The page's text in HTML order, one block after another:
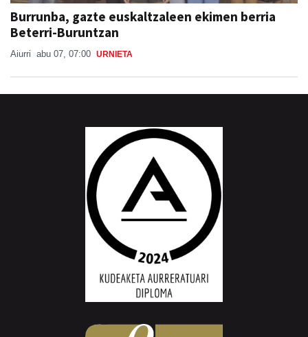
Burrunba, gazte euskaltzaleen ekimen berria
Beterri-Buruntzan
Aiurri abu 07, 07:00 URNIETA